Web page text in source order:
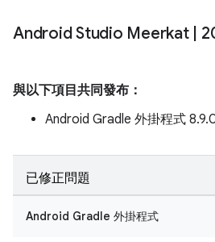
Android Studio Meerkat
與以下項目共同發布：
Android Gradle 外掛程式
已修正問題
Android Gradle 外掛程式